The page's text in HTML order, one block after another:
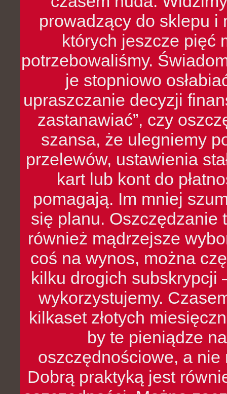
prowadzący do sklepu i
których jeszcze pięć
potrzebowaliśmy.
je stopniowo
upraszczanie decyzji
zastanawiać”, czy
szansa, że ulegniemy
przelewów, ustawienia
kart lub kont do
pomagają. Im mniej
się planu. Oszczędzanie
również mądrzejsze
coś na wynos, można
kilku drogich subskrypcji
wykorzystujemy.
kilkaset złotych
by te pieniądze
oszczędnościowe, a nie
Dobrą praktyką jest